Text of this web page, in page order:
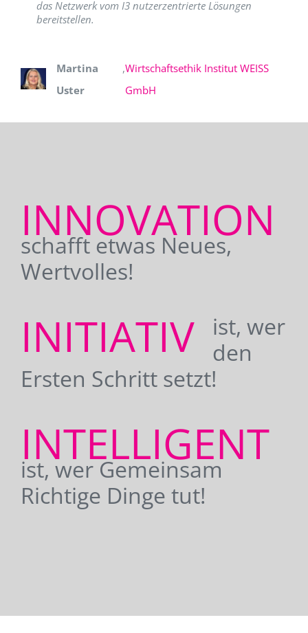
das Netzwerk vom I3 nutzerzentrierte Lösungen
bereitstellen.
Martina
Uster
,Wirtschaftsethik Institut WEISS
GmbH
INNOVATION
schafft etwas Neues,
Wertvolles!
INITIATIV
ist, wer
den
Ersten Schritt setzt!
INTELLIGENT
ist, wer Gemeinsam
Richtige Dinge tut!